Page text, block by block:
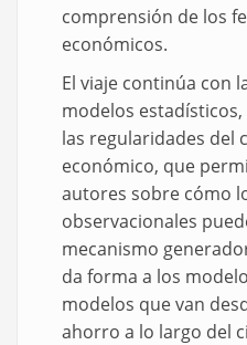
comprensión de los
económicos.
El viaje continúa con
modelos
las regularidades del
económico, que
autores sobre cómo
observacionales
mecanismo
da forma a los
modelos que van
ahorro a lo largo del